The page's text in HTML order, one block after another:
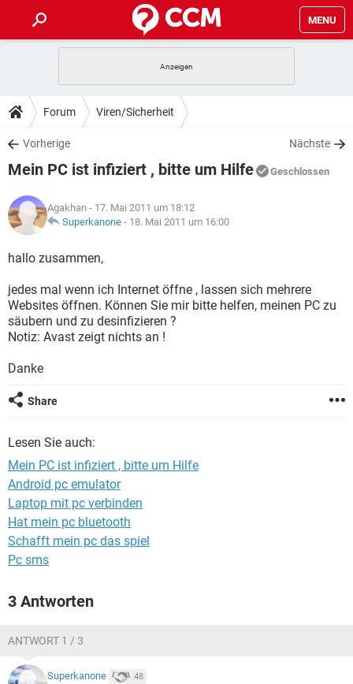
MENU
ANDROID
WINDOWS 10
WHATSAPP TIKTOK
FACEBOOK
TIPPS & TRICKS
SPIELE
WHATSAPP TIKTOK
FACEBOOK
DOWNLOADS
SPIELE STREAMING
ANDROID
WINDOWS 10 INSTAGRAM
WHATSAPP
SPIELE STREAMING
ANDROID
WINDOWS 10
WHATSAPP TIKTOK
FACEBOOK
LEXIKON
SPIELE
WINDOWS 10 INSTAGRAM
WHATSAPP
Forum Viren/Sicherheit
Vorherige Nächste
Mein PC ist infiziert , bitte um Hilfe Geschlossen
Agakhan - 17. Mai 2011 um 18:12
Superkanone - 18. Mai 2011 um 16:00
hallo zusammen,
jedes mal wenn ich Internet öffne , lassen sich mehrere
Websites öffnen. Können Sie mir bitte helfen, meinen PC zu
säubern und zu desinfizieren ?
Notiz: Avast zeigt nichts an !
Danke
Share
Lesen Sie auch:
Mein PC ist infiziert , bitte um Hilfe
Android pc emulator
Laptop mit pc verbinden
Hat mein pc bluetooth
Schafft mein pc das spiel
Pc sms
3 Antworten
ANTWORT 1 / 3
Superkanone 48